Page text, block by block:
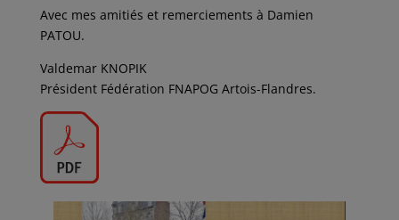
Avec mes amitiés et remerciements à Damien
PATOU.
Valdemar KNOPIK
Président Fédération FNAPOG Artois-Flandres.